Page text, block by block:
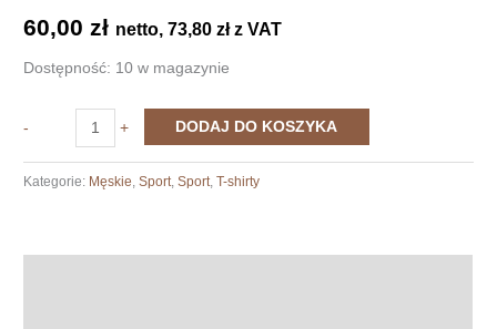
60,00zł netto,73,80złz VAT
Dostępność: 10 w magazynie
-
Koszulka
Climbing
+ DODAJ DO KOSZYKA
Kategorie: Męskie,Sport,Sport,T-shirty